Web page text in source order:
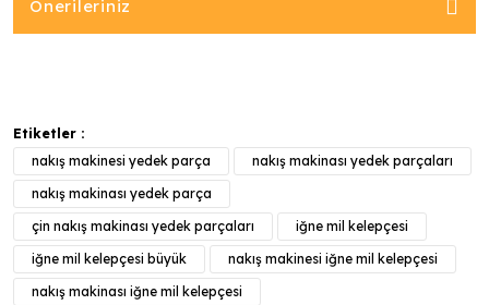
Önerileriniz
Etiketler :
nakış makinesi yedek parça
nakış makinası yedek parçaları
nakış makinası yedek parça
çin nakış makinası yedek parçaları
iğne mil kelepçesi
iğne mil kelepçesi büyük
nakış makinesi iğne mil kelepçesi
nakış makinası iğne mil kelepçesi